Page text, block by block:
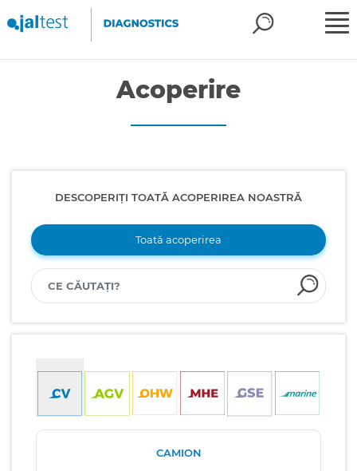
Acoperire
DESCOPERIȚI TOATĂ ACOPERIREA NOASTRĂ
Toată acoperirea
CAMION